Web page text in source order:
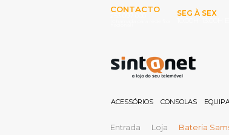
CONTACTO
SEG À SEX
ACESSÓRIOS CONSOLAS
Entrada Loja Bateria